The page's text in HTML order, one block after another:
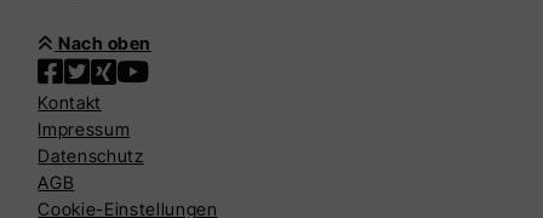
Nach oben
Kontakt
Impressum
Datenschutz
AGB
Cookie-Einstellungen